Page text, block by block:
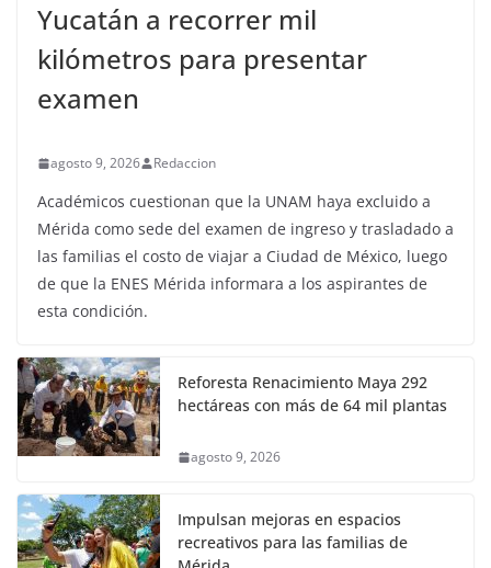
Yucatán a recorrer mil
kilómetros para presentar
examen
agosto 9, 2026 Redaccion
Académicos cuestionan que la UNAM haya excluido a
Mérida como sede del examen de ingreso y trasladado a
las familias el costo de viajar a Ciudad de México, luego
de que la ENES Mérida informara a los aspirantes de
esta condición.
Reforesta Renacimiento Maya 292
hectáreas con más de 64 mil plantas
agosto 9, 2026
Impulsan mejoras en espacios
recreativos para las familias de